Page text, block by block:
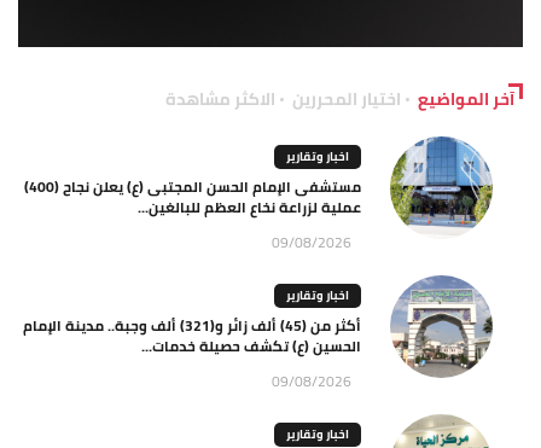
آخر المواضيع اختيار المحررين الاكثر مشاهدة
اخبار وتقارير
مستشفى الإمام الحسن المجتبى (ع) يعلن نجاح (400)
عملية لزراعة نخاع العظم للبالغين...
09/08/2026
اخبار وتقارير
أكثر من (45) ألف زائر و(321) ألف وجبة.. مدينة الإمام
الحسين (ع) تكشف حصيلة خدمات...
09/08/2026
اخبار وتقارير